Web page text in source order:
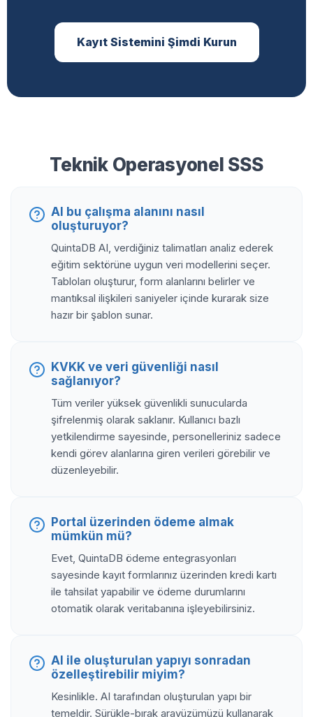
Kayıt Sistemini Şimdi Kurun
Teknik Operasyonel SSS
AI bu çalışma alanını nasıl
oluşturuyor?
QuintaDB AI, verdiğiniz talimatları analiz ederek
eğitim sektörüne uygun veri modellerini seçer.
Tabloları oluşturur, form alanlarını belirler ve
mantıksal ilişkileri saniyeler içinde kurarak size
hazır bir şablon sunar.
KVKK ve veri güvenliği nasıl
sağlanıyor?
Tüm veriler yüksek güvenlikli sunucularda
şifrelenmiş olarak saklanır. Kullanıcı bazlı
yetkilendirme sayesinde, personelleriniz sadece
kendi görev alanlarına giren verileri görebilir ve
düzenleyebilir.
Portal üzerinden ödeme almak
mümkün mü?
Evet, QuintaDB ödeme entegrasyonları
sayesinde kayıt formlarınız üzerinden kredi kartı
ile tahsilat yapabilir ve ödeme durumlarını
otomatik olarak veritabanına işleyebilirsiniz.
AI ile oluşturulan yapıyı sonradan
özelleştirebilir miyim?
Kesinlikle. AI tarafından oluşturulan yapı bir
temeldir. Sürükle-bırak arayüzümüzü kullanarak